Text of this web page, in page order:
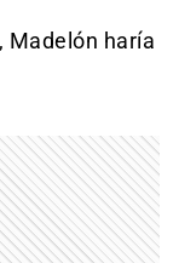
Madelón haría